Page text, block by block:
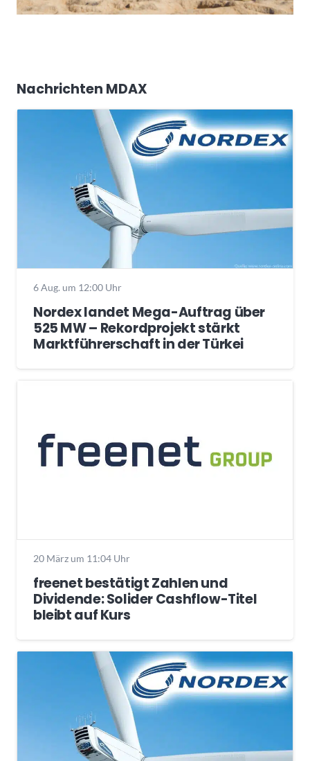
Nachrichten MDAX
6 Aug. um 12:00 Uhr
Nordex landet Mega-Auftrag über
525 MW – Rekordprojekt stärkt
Marktführerschaft in der Türkei
20 März um 11:04 Uhr
freenet bestätigt Zahlen und
Dividende: Solider Cashflow-Titel
bleibt auf Kurs